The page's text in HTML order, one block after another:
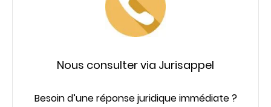
Nous consulter via Jurisappel
Besoin d’une réponse juridique immédiate ?